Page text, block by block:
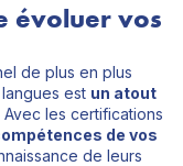
évoluer vos
de plus en plus
est un atout
Avec les certifications
de vos
de leurs